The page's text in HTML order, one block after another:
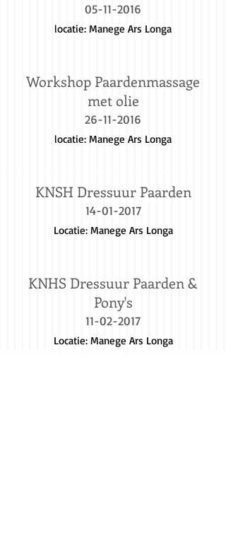
05-11-2016
locatie: Manege Ars Longa
Workshop Paardenmassage
met olie
26-11-2016
locatie: Manege Ars Longa
KNSH Dressuur Paarden
14-01-2017
Locatie: Manege Ars Longa
KNHS Dressuur Paarden &
Pony's
11-02-2017
Locatie: Manege Ars Longa